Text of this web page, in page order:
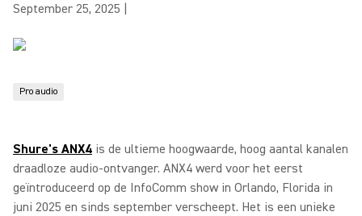
September 25, 2025
Pro audio
Shure's ANX4 is de ultieme hoogwaarde, hoog aantal kanalen
draadloze audio-ontvanger. ANX4 werd voor het eerst
geïntroduceerd op de InfoComm show in Orlando, Florida in
juni 2025 en sinds september verscheept. Het is een unieke